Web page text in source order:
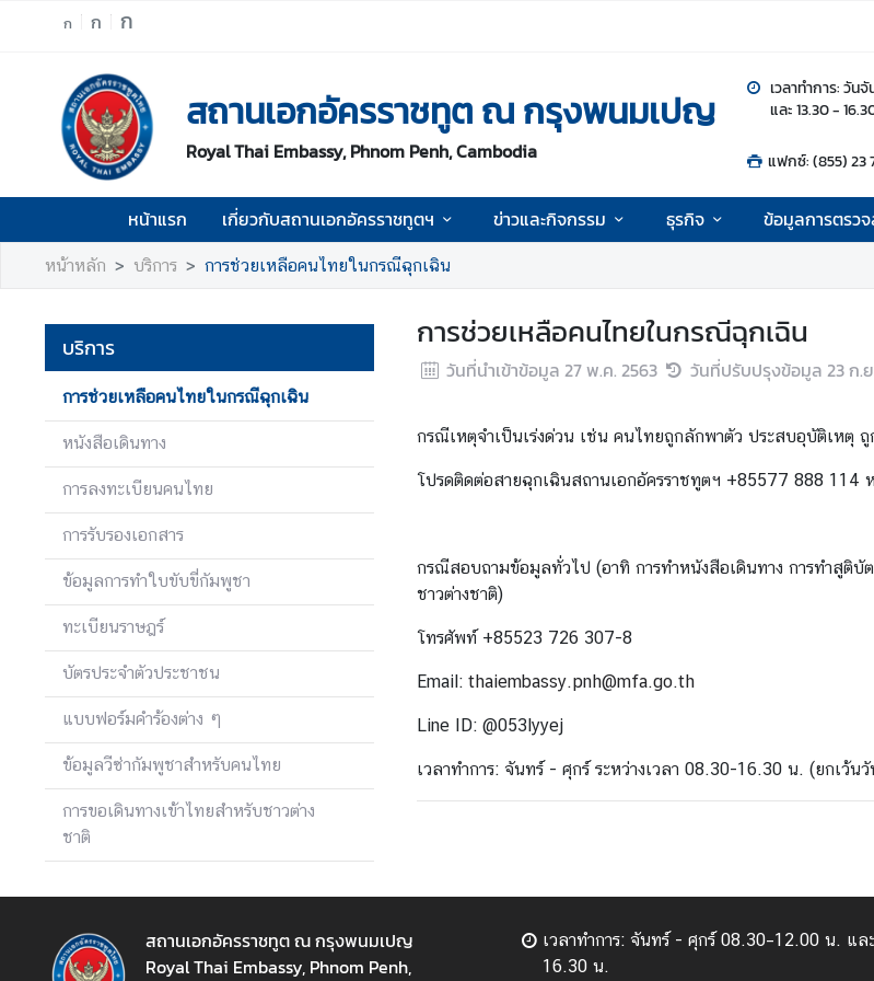
ก ก ก
สถานเอกอัครราชทูต ณ กรุงพนมเปญ
Royal Thai Embassy, Phnom Penh, Cambodia
เวลาทำการ: วัน
และ 13.30 -
แฟกซ์: (855) 23
หน้าแรก เกี่ยวกับสถานเอกอัครราชทูตฯ ข่าวและกิจกรรม ธุรกิจ ข้อมูลการตรว
ก
เ
กี่
ว
า
น
เ
ก
ร
า
ทู
า
แ
หน้าหลัก บริการ การช่วยเหลือคนไทยในกรณีฉุกเฉิน
บริการ
การช่วยเหลือคนไทยในกรณีฉุกเฉิน
หนังสือเดินทาง
การลงทะเบียนคนไทย
การรับรองเอกสาร
ข้อมูลการทำใบขับขี่กัมพูชา
ทะเบียนราษฎร์
บัตรประจำตัวประชาชน
แบบฟอร์มคำร้องต่าง ๆ
ข้อมูลวีซ่ากัมพูชาสำหรับคนไทย
การขอเดินทางเข้าไทยสำหรับชาวต่าง
ชาติ
การช่วยเหลือคนไทยในกรณีฉุกเฉิน
วันที่นำเข้าข้อมูล 27 พ.ค. 2563 วันที่ปรับปรุงข้อมูล 23 ก.
กรณีเหตุจำเป็นเร่งด่วน เช่น คนไทยถูกลักพาตัว ประสบอุบัติเหตุ
โปรดติดต่อสายฉุกเฉินสถานเอกอัครราชทูตฯ +85577 888 114
กรณีสอบถามข้อมูลทั่วไป (อาทิ การทำหนังสือเดินทาง การทำสูติบั
ชาวต่างชาติ)
โทรศัพท์ +85523 726 307-8
Email: thaiembassy.pnh@mfa.go.th
Line ID: @053lyyej
เวลาทำการ: จันทร์ - ศุกร์ ระหว่างเวลา 08.30-16.30 น. (ยกเว้น
สถานเอกอัครราชทูต ณ กรุงพนมเปญ
Royal Thai Embassy, Phnom Penh,
เวลาทำการ: จันทร์ - ศุกร์ 08.30–12.00 น. แล
16.30 น.